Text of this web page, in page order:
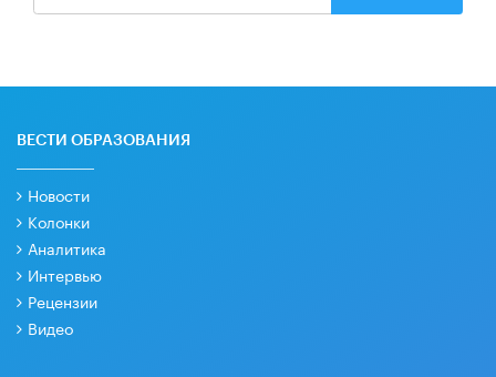
ВЕСТИ ОБРАЗОВАНИЯ
Новости
Колонки
Аналитика
Интервью
Рецензии
Видео